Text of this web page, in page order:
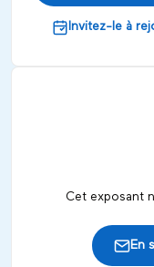
Invitez-le à
Cet exposant
En